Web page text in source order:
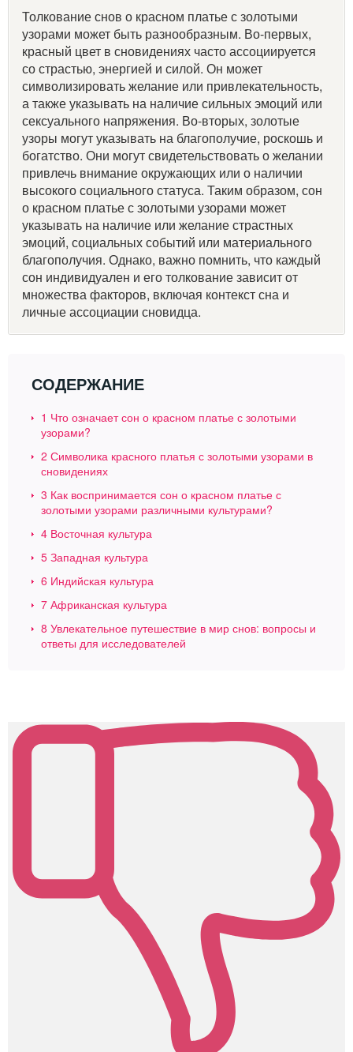
Толкование снов о красном платье с золотыми
узорами может быть разнообразным. Во-первых,
красный цвет в сновидениях часто ассоциируется
со страстью, энергией и силой. Он может
символизировать желание или привлекательность,
а также указывать на наличие сильных эмоций или
сексуального напряжения. Во-вторых, золотые
узоры могут указывать на благополучие, роскошь и
богатство. Они могут свидетельствовать о желании
привлечь внимание окружающих или о наличии
высокого социального статуса. Таким образом, сон
о красном платье с золотыми узорами может
указывать на наличие или желание страстных
эмоций, социальных событий или материального
благополучия. Однако, важно помнить, что каждый
сон индивидуален и его толкование зависит от
множества факторов, включая контекст сна и
личные ассоциации сновидца.
СОДЕРЖАНИЕ
1 Что означает сон о красном платье с золотыми
узорами?
2 Символика красного платья с золотыми узорами в
сновидениях
3 Как воспринимается сон о красном платье с
золотыми узорами различными культурами?
4 Восточная культура
5 Западная культура
6 Индийская культура
7 Африканская культура
8 Увлекательное путешествие в мир снов: вопросы и
ответы для исследователей